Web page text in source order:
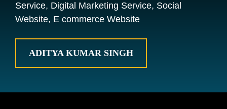
Service, Digital Marketing Service, Social
Website, E commerce Website
ADITYA KUMAR SINGH